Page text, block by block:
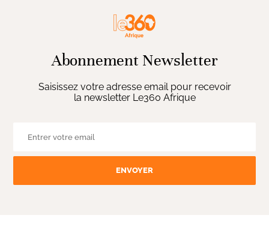
Abonnement Newsletter
Saisissez votre adresse email pour recevoir
la newsletter Le360 Afrique
ENVOYER